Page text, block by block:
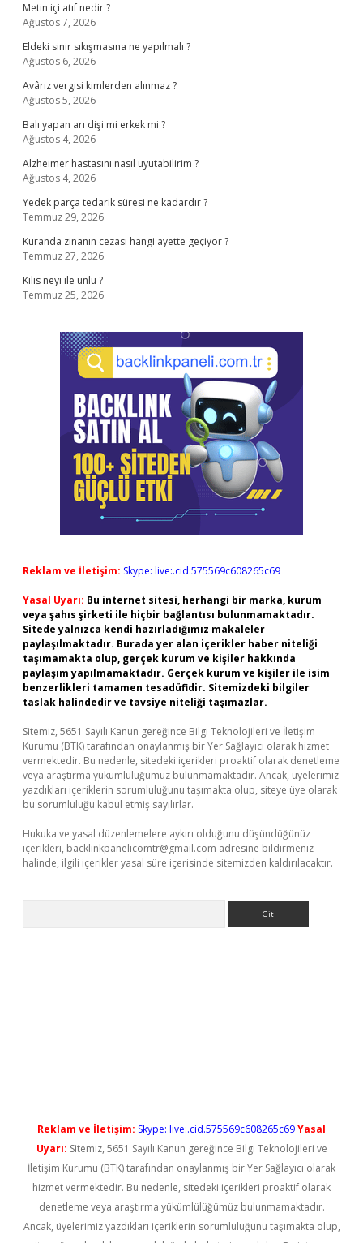
Metin içi atıf nedir ?
Ağustos 7, 2026
Eldeki sinir sıkışmasına ne yapılmalı ?
Ağustos 6, 2026
Avârız vergisi kimlerden alınmaz ?
Ağustos 5, 2026
Balı yapan arı dişi mi erkek mi ?
Ağustos 4, 2026
Alzheimer hastasını nasıl uyutabilirim ?
Ağustos 4, 2026
Yedek parça tedarik süresi ne kadardır ?
Temmuz 29, 2026
Kuranda zinanın cezası hangi ayette geçiyor ?
Temmuz 27, 2026
Kilis neyi ile ünlü ?
Temmuz 25, 2026
Reklam ve İletişim: Skype: live:.cid.575569c608265c69
Yasal Uyarı: Bu internet sitesi, herhangi bir marka, kurum
veya şahıs şirketi ile hiçbir bağlantısı bulunmamaktadır.
Sitede yalnızca kendi hazırladığımız makaleler
paylaşılmaktadır. Burada yer alan içerikler haber niteliği
taşımamakta olup, gerçek kurum ve kişiler hakkında
paylaşım yapılmamaktadır. Gerçek kurum ve kişiler ile isim
benzerlikleri tamamen tesadüfidir. Sitemizdeki bilgiler
taslak halindedir ve tavsiye niteliği taşımazlar.
Sitemiz, 5651 Sayılı Kanun gereğince Bilgi Teknolojileri ve İletişim
Kurumu (BTK) tarafından onaylanmış bir Yer Sağlayıcı olarak hizmet
vermektedir. Bu nedenle, sitedeki içerikleri proaktif olarak denetleme
veya araştırma yükümlülüğümüz bulunmamaktadır. Ancak, üyelerimiz
yazdıkları içeriklerin sorumluluğunu taşımakta olup, siteye üye olarak
bu sorumluluğu kabul etmiş sayılırlar.
Hukuka ve yasal düzenlemelere aykırı olduğunu düşündüğünüz
içerikleri, backlinkpanelicomtr@gmail.com adresine bildirmeniz
halinde, ilgili içerikler yasal süre içerisinde sitemizden kaldırılacaktır.
Reklam ve İletişim: Skype: live:.cid.575569c608265c69Yasal
Uyarı: Sitemiz, 5651 Sayılı Kanun gereğince Bilgi Teknolojileri ve
İletişim Kurumu (BTK) tarafından onaylanmış bir Yer Sağlayıcı olarak
hizmet vermektedir. Bu nedenle, sitedeki içerikleri proaktif olarak
denetleme veya araştırma yükümlülüğümüz bulunmamaktadır.
Ancak, üyelerimiz yazdıkları içeriklerin sorumluluğunu taşımakta olup,